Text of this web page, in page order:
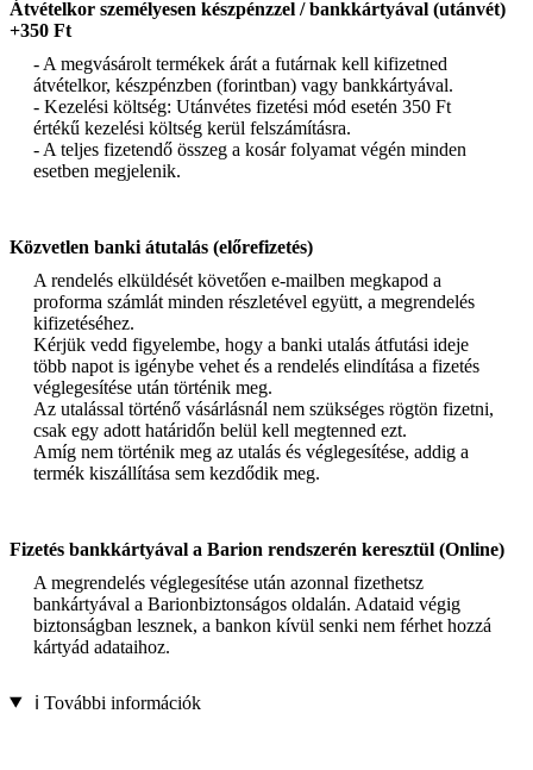
Átvételkor személyesen készpénzzel / bankkártyával (utánvét)
+350 Ft
- A megvásárolt termékek árát a futárnak kell kifizetned
átvételkor, készpénzben (forintban) vagy bankkártyával.
- Kezelési költség: Utánvétes fizetési mód esetén 350 Ft
értékű kezelési költség kerül felszámításra.
- A teljes fizetendő összeg a kosár folyamat végén minden
esetben megjelenik.
Közvetlen banki átutalás (előrefizetés)
A rendelés elküldését követően e-mailben megkapod a
proforma számlát minden részletével együtt, a megrendelés
kifizetéséhez.
Kérjük vedd figyelembe, hogy a banki utalás átfutási ideje
több napot is igénybe vehet és a rendelés elindítása a fizetés
véglegesítése után történik meg.
Az utalással történő vásárlásnál nem szükséges rögtön fizetni,
csak egy adott határidőn belül kell megtenned ezt.
Amíg nem történik meg az utalás és véglegesítése, addig a
termék kiszállítása sem kezdődik meg.
Fizetés bankkártyával a Barion rendszerén keresztül (Online)
A megrendelés véglegesítése után azonnal fizethetsz
bankártyával a Barionbiztonságos oldalán. Adataid végig
biztonságban lesznek, a bankon kívül senki nem férhet hozzá
kártyád adataihoz.
ℹ️ További információk